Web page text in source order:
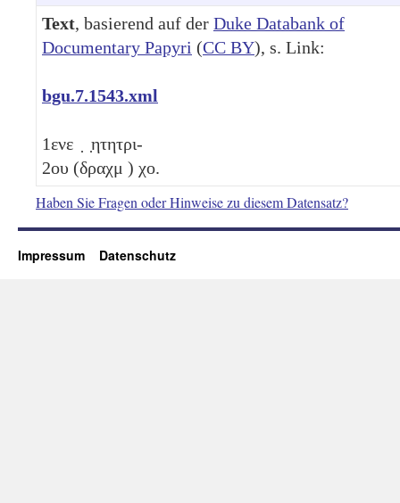
Text, basierend auf der Duke Databank of
Documentary Papyri (CC BY), s. Link:
bgu.7.1543.xml
1ενε ̣ ̣ητητρι-
2ου (δραχμ ) χο.
Haben Sie Fragen oder Hinweise zu diesem Datensatz?
Impressum Datenschutz